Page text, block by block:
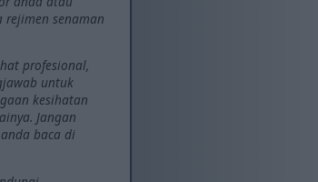
senaman
profesional,
untuk
kesihatan
Jangan
baca di